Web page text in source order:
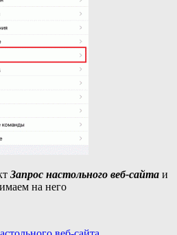
Запрос настольного веб-сайта и
на него